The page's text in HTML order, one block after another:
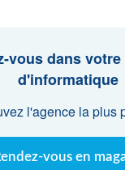
Nl
vous dans
d'informatique
l'agence la plus
vous en